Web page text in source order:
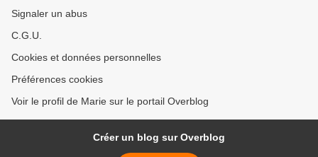
Signaler un abus
C.G.U.
Cookies et données personnelles
Préférences cookies
Voir le profil de Marie sur le portail Overblog
Créer un blog sur Overblog